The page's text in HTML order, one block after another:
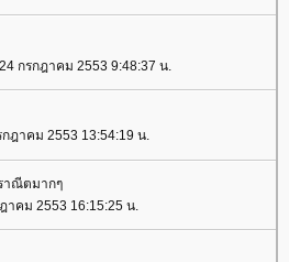
24 กรกฎาคม 2553 9:48:37 น.
กฎาคม 2553 13:54:19 น.
าณีตมากๆ
าคม 2553 16:15:25 น.